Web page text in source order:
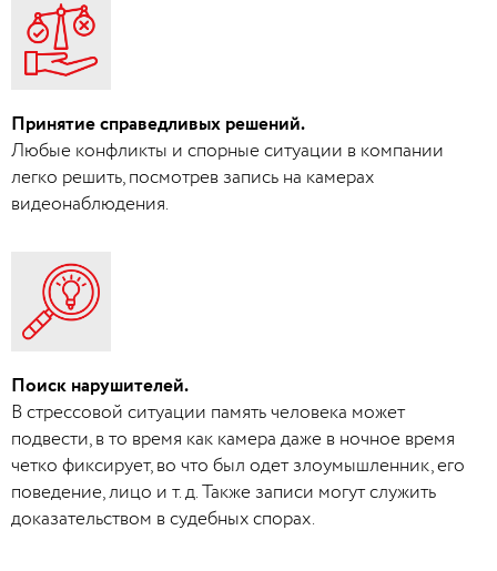
Принятие справедливых решений.
Любые конфликты и спорные ситуации в компании
легко решить, посмотрев запись на камерах
видеонаблюдения.
Поиск нарушителей.
В стрессовой ситуации память человека может
подвести, в то время как камера даже в ночное время
четко фиксирует, во что был одет злоумышленник, его
поведение, лицо и т. д. Также записи могут служить
доказательством в судебных спорах.